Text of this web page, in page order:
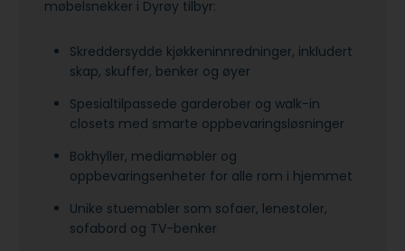
møbelsnekker i Dyrøy tilbyr:
Skreddersydde kjøkkeninnredninger, inkludert
skap, skuffer, benker og øyer
Spesialtilpassede garderober og walk-in
closets med smarte oppbevaringsløsninger
Bokhyller, mediamøbler og
oppbevaringsenheter for alle rom i hjemmet
Unike stuemøbler som sofaer, lenestoler,
sofabord og TV-benker